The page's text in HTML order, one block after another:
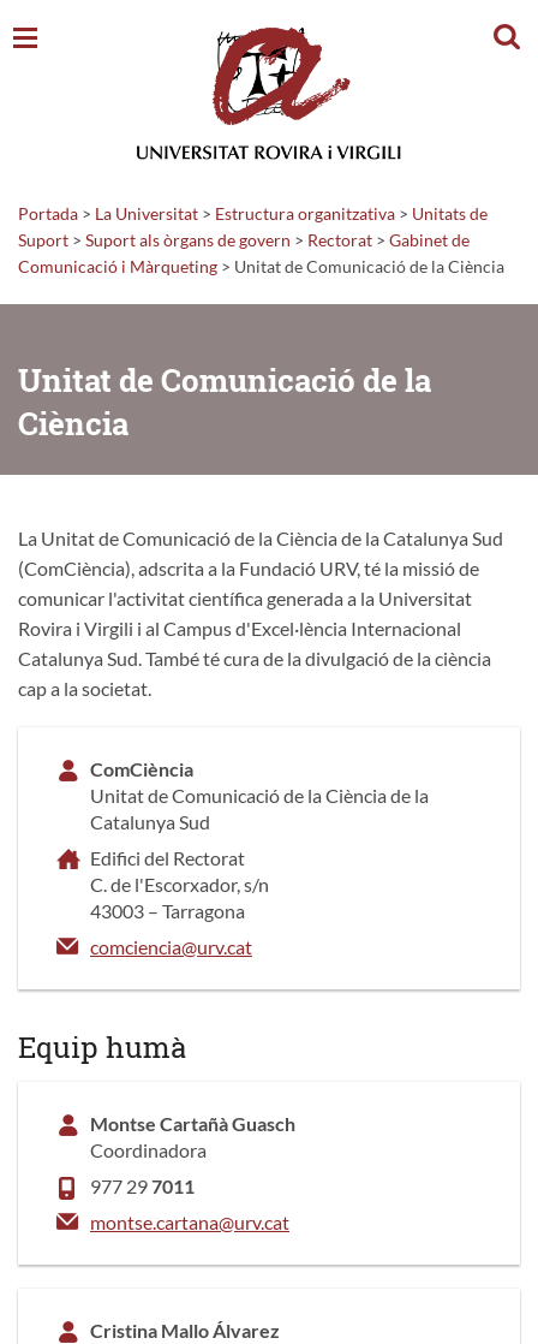
Portada > La Universitat > Estructura organitzativa > Unitats de
Suport > Suport als òrgans de govern > Rectorat > Gabinet de
Comunicació i Màrqueting > Unitat de Comunicació de la Ciència
Unitat de Comunicació de la
Ciència
La Unitat de Comunicació de la Ciència de la Catalunya Sud
(ComCiència), adscrita a la Fundació URV, té la missió de
comunicar l'activitat científica generada a la Universitat
Rovira i Virgili i al Campus d'Excel·lència Internacional
Catalunya Sud. També té cura de la divulgació de la ciència
cap a la societat.
ComCiència
Unitat de Comunicació de la Ciència de la
Catalunya Sud
Edifici del Rectorat
C. de l'Escorxador, s/n
43003 – Tarragona
comciencia@urv.cat
Equip humà
Montse Cartañà Guasch
Coordinadora
977 297011
montse.cartana@urv.cat
Cristina Mallo Álvarez